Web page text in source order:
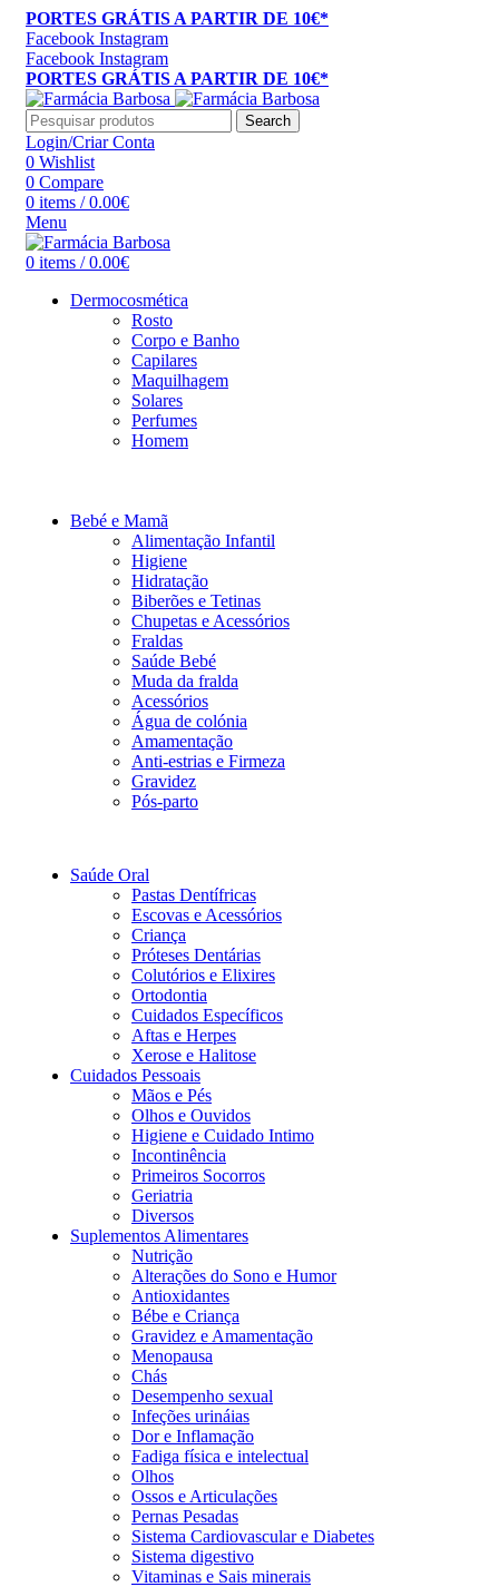
PORTES GRÁTIS A PARTIR DE 10€*
Facebook Instagram
Facebook Instagram
PORTES GRÁTIS A PARTIR DE 10€*
Search
Login/Criar Conta
0 Wishlist
0 Compare
0 items / 0.00€
Menu
0 items / 0.00€
Dermocosmética
Rosto
Corpo e Banho
Capilares
Maquilhagem
Solares
Perfumes
Homem
Bebé e Mamã
Alimentação Infantil
Higiene
Hidratação
Biberões e Tetinas
Chupetas e Acessórios
Fraldas
Saúde Bebé
Muda da fralda
Acessórios
Água de colónia
Amamentação
Anti-estrias e Firmeza
Gravidez
Pós-parto
Saúde Oral
Pastas Dentífricas
Escovas e Acessórios
Criança
Próteses Dentárias
Colutórios e Elixires
Ortodontia
Cuidados Específicos
Aftas e Herpes
Xerose e Halitose
Cuidados Pessoais
Mãos e Pés
Olhos e Ouvidos
Higiene e Cuidado Intimo
Incontinência
Primeiros Socorros
Geriatria
Diversos
Suplementos Alimentares
Nutrição
Alterações do Sono e Humor
Antioxidantes
Bébe e Criança
Gravidez e Amamentação
Menopausa
Chás
Desempenho sexual
Infeções urináias
Dor e Inflamação
Fadiga física e intelectual
Olhos
Ossos e Articulações
Pernas Pesadas
Sistema Cardiovascular e Diabetes
Sistema digestivo
Vitaminas e Sais minerais